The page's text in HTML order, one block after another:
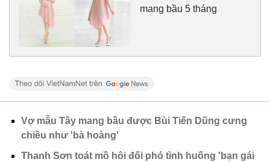
mang bầu 5 tháng
Vợ mẫu Tây mang bầu được Bùi Tiến Dũng cưng
chiều như 'bà hoàng'
Thanh Sơn toát mồ hôi đối phó tình huống 'bạn gái